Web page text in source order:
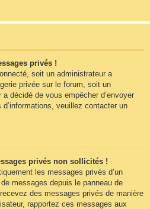
privés !
soit un administrateur a
privée sur le forum, soit un
décidé de vous empêcher d’envoyer
veuillez contacter un
privés non sollicités !
les messages privés d’un
messages depuis le panneau de
des messages privés de manière
rapportez ces messages aux